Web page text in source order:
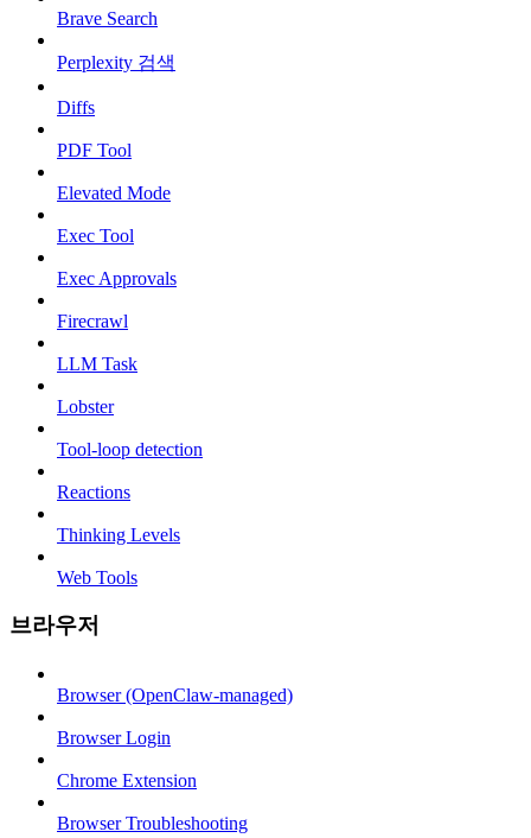
Brave Search
Perplexity 검색
Diffs
PDF Tool
Elevated Mode
Exec Tool
Exec Approvals
Firecrawl
LLM Task
Lobster
Tool-loop detection
Reactions
Thinking Levels
Web Tools
브라우저
Browser (OpenClaw-managed)
Browser Login
Chrome Extension
Browser Troubleshooting